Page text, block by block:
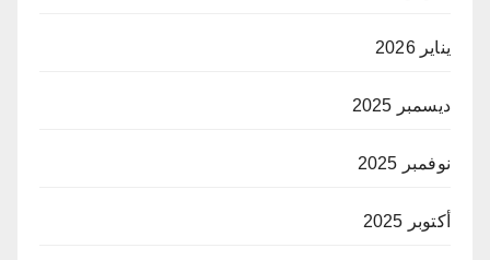
يناير 2026
ديسمبر 2025
نوفمبر 2025
أكتوبر 2025